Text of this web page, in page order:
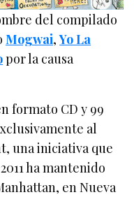
del compilado
Mogwai,Yo La
por la causa
formato CD y 99
al
una iniciativa que
ha mantenido
en Nueva